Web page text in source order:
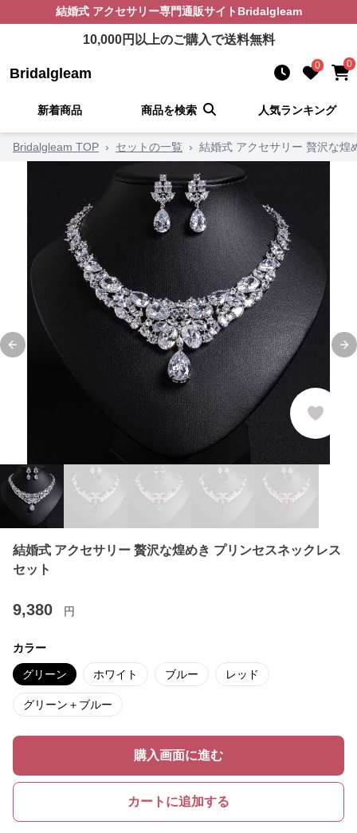
結婚式 アクセサリー専門通販サイト Bridalgleam
10,000円以上のご購入で送料無料
Bridalgleam 0 0
新着商品 商品を検索 人気ランキング
Bridalgleam TOP › セットの一覧 › 結婚式 アクセサリー 贅沢な煌
Previous slide
結婚式 アクセサリー 贅沢な煌めき プリンセスネックレス
セット
9,380 円
カラー
グリーン ホワイト ブルー レッド
グリーン＋ブルー
購入画面に進む
カートに追加する